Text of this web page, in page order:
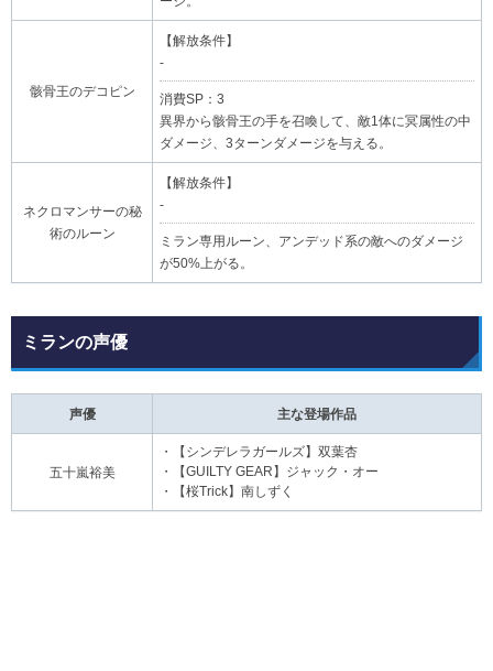
骸骨王のデコピン
【解放条件】
-
消費SP：3
異界から骸骨王の手を召喚して、敵1体に冥属性の中
ダメージ、3ターンダメージを与える。
ネクロマンサーの秘
術のルーン
【解放条件】
-
ミラン専用ルーン、アンデッド系の敵へのダメージ
が50%上がる。
ミランの声優
声優 主な登場作品
五十嵐裕美
・【シンデレラガールズ】双葉杏
・【GUILTY GEAR】ジャック・オー
・【桜Trick】南しずく